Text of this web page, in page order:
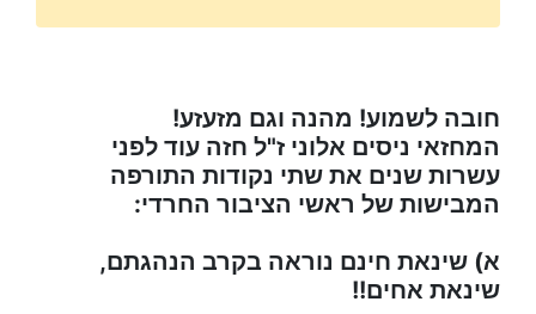
חובה לשמוע! מהנה וגם מזעזע!
המחזאי ניסים אלוני ז"ל חזה עוד לפני
עשרות שנים את שתי נקודות התורפה
המבישות של ראשי הציבור החרדי:
א) שינאת חינם נוראה בקרב הנהגתם,
שינאת אחים!!